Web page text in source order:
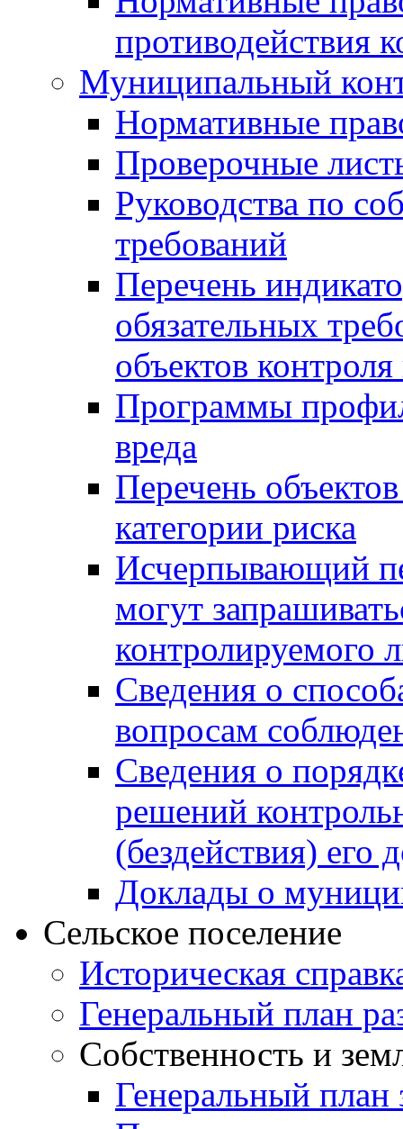
противодействия
Муниципальный
Нормативные
Проверочные
Руководства по
требований
Перечень
обязательных
объектов
Программы
вреда
Перечень
категории риска
Исчерпывающий
могут
контролируемого
Сведения о
вопросам
Сведения о
решений
(бездействия)
Доклады о
Сельское поселение
Историческая
Генеральный план
Собственность и
Генеральный план